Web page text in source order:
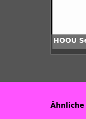
HOOU